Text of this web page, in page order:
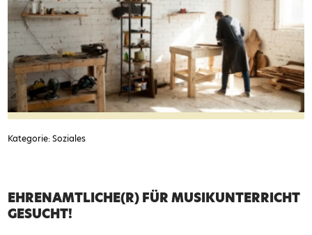
Kategorie: Soziales
EHRENAMTLICHE(R) FÜR MUSIKUNTERRICHT
GESUCHT!